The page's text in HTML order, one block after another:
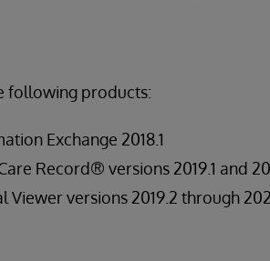
following products:
Exchange 2018.1
Record® versions 2019.1 and
versions 2019.2 through